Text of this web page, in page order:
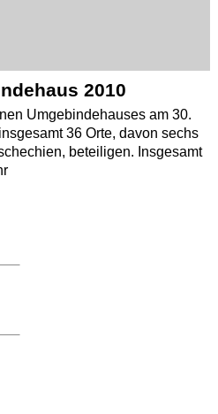
2010
Umgebindehauses am 30.
36 Orte, davon sechs
beteiligen. Insgesamt